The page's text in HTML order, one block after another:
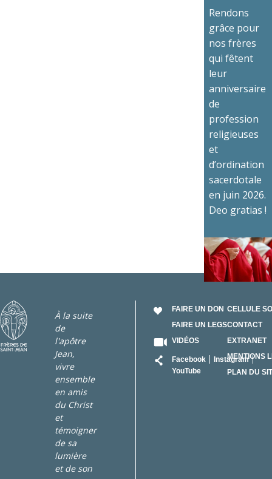
Rendons
grâce pour
nos frères
qui fêtent
leur
anniversaire
de
profession
religieuses
et
d’ordination
sacerdotale
en juin 2026.
Deo gratias !
À la suite
de
l'apôtre
Jean,
vivre
ensemble
en amis
du Christ
et
témoigner
de sa
lumière
et de son
FAIRE UN DON
FAIRE UN LEGS
VIDÉOS
Facebook
Instagram
YouTube
CELLULE
CONTACT
EXTRANET
MENTIONS
PLAN DU